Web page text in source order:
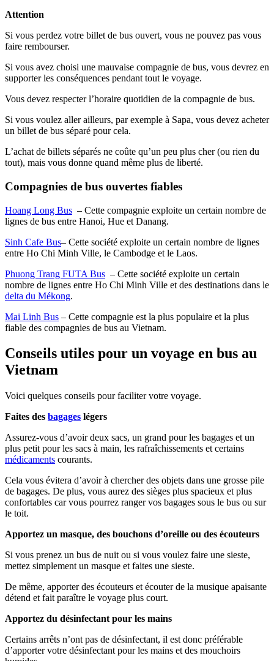
Attention
Si vous perdez votre billet de bus ouvert, vous ne pouvez pas vous
faire rembourser.
Si vous avez choisi une mauvaise compagnie de bus, vous devrez en
supporter les conséquences pendant tout le voyage.
Vous devez respecter l’horaire quotidien de la compagnie de bus.
Si vous voulez aller ailleurs, par exemple à Sapa, vous devez acheter
un billet de bus séparé pour cela.
L’achat de billets séparés ne coûte qu’un peu plus cher (ou rien du
tout), mais vous donne quand même plus de liberté.
Compagnies de bus ouvertes fiables
Hoang Long Bus – Cette compagnie exploite un certain nombre de
lignes de bus entre Hanoi, Hue et Danang.
Sinh Cafe Bus– Cette société exploite un certain nombre de lignes
entre Ho Chi Minh Ville, le Cambodge et le Laos.
Phuong Trang FUTA Bus – Cette société exploite un certain
nombre de lignes entre Ho Chi Minh Ville et des destinations dans le
delta du Mékong.
Mai Linh Bus – Cette compagnie est la plus populaire et la plus
fiable des compagnies de bus au Vietnam.
Conseils utiles pour un voyage en bus au
Vietnam
Voici quelques conseils pour faciliter votre voyage.
Faites des bagages légers
Assurez-vous d’avoir deux sacs, un grand pour les bagages et un
plus petit pour les sacs à main, les rafraîchissements et certains
médicaments courants.
Cela vous évitera d’avoir à chercher des objets dans une grosse pile
de bagages. De plus, vous aurez des sièges plus spacieux et plus
confortables car vous pourrez ranger vos bagages sous le bus ou sur
le toit.
Apportez un masque, des bouchons d’oreille ou des écouteurs
Si vous prenez un bus de nuit ou si vous voulez faire une sieste,
mettez simplement un masque et faites une sieste.
De même, apporter des écouteurs et écouter de la musique apaisante
détend et fait paraître le voyage plus court.
Apportez du désinfectant pour les mains
Certains arrêts n’ont pas de désinfectant, il est donc préférable
d’apporter votre désinfectant pour les mains et des mouchoirs